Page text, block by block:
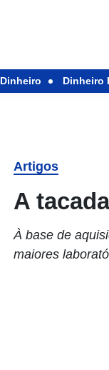
Dinheiro Dinheiro
Artigos
A
À base de
maiores